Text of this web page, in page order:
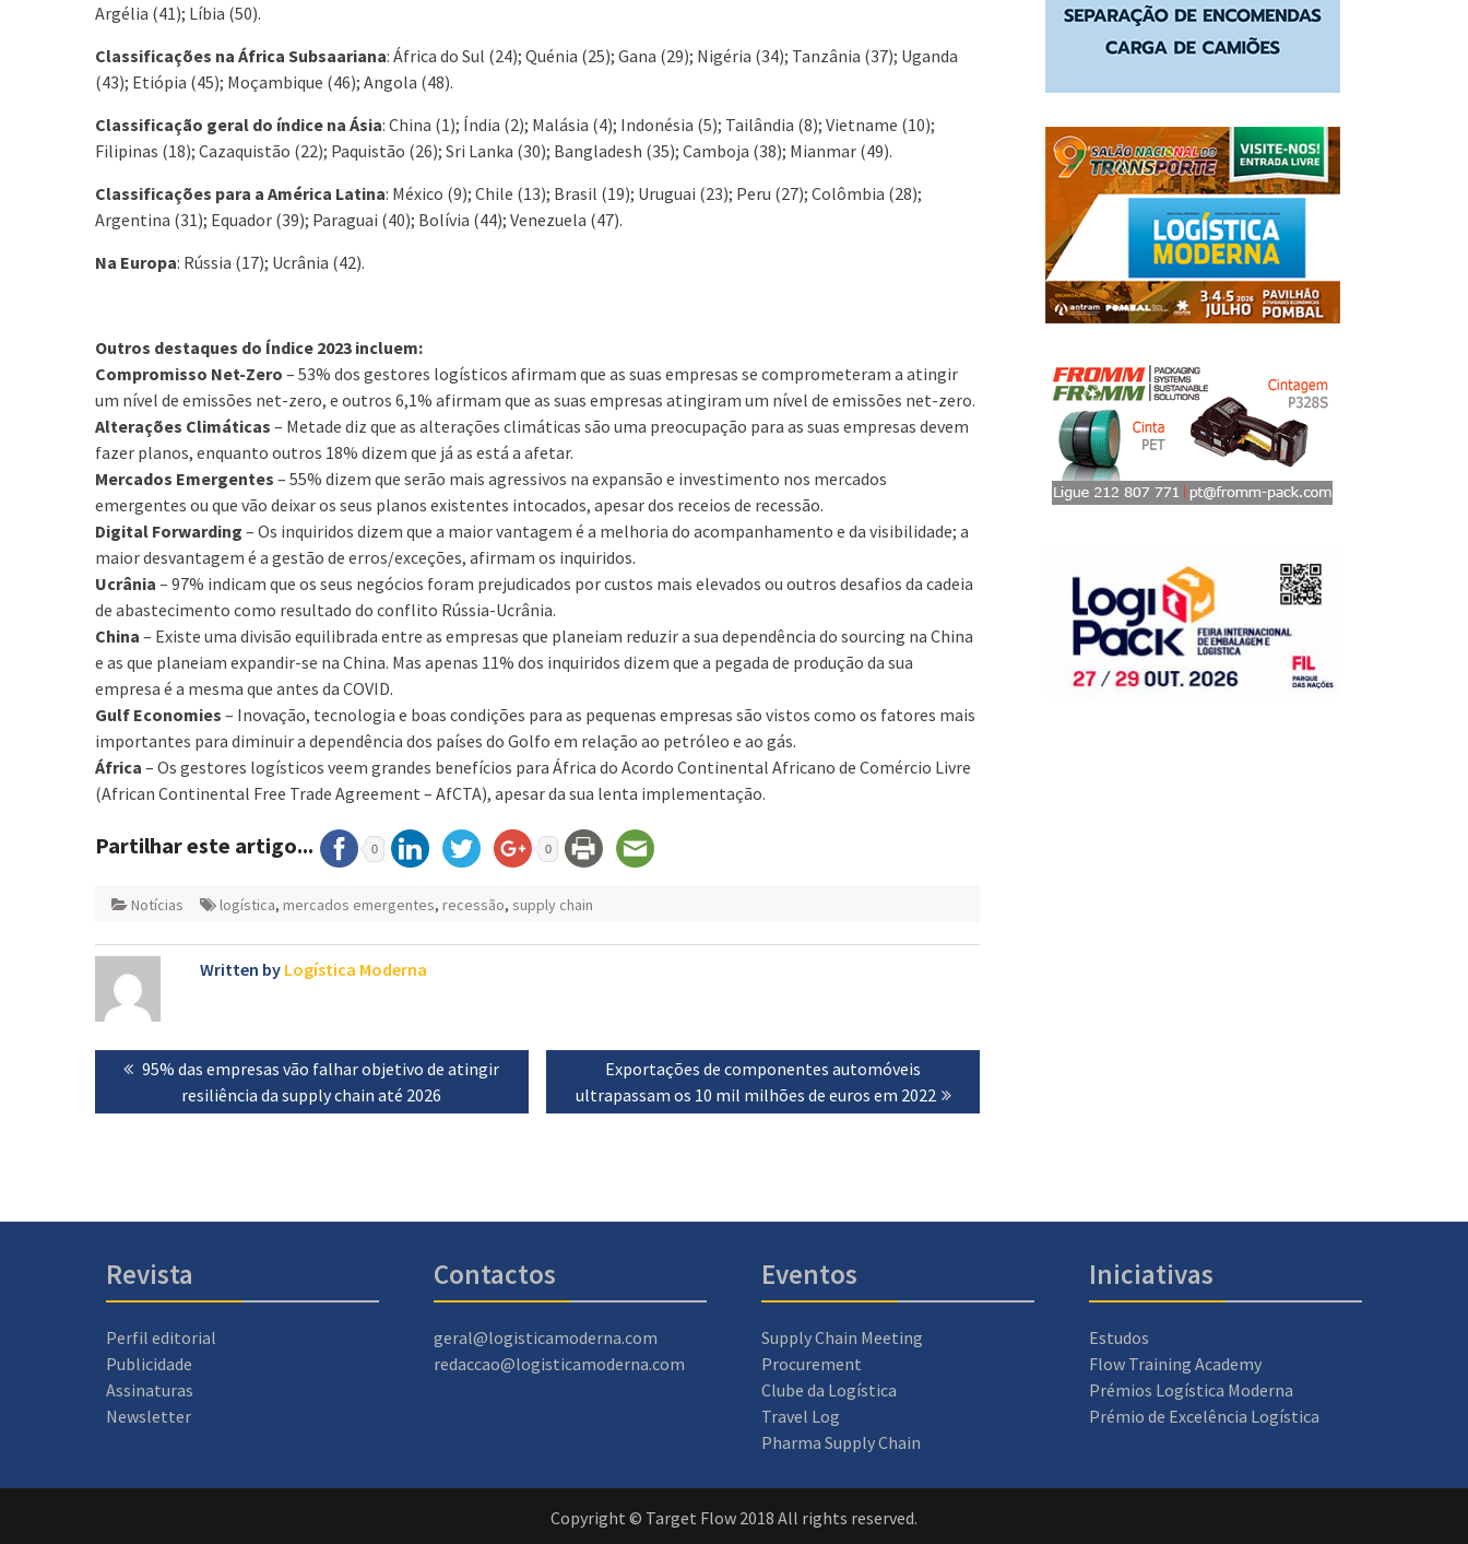
Argélia (41); Líbia (50).
Classificações na África Subsaariana: África do Sul (24); Quénia (25); Gana (29); Nigéria (34); Tanzânia (37); Uganda
(43); Etiópia (45); Moçambique (46); Angola (48).
Classificação geral do índice na Ásia: China (1); Índia (2); Malásia (4); Indonésia (5); Tailândia (8); Vietname (10);
Filipinas (18); Cazaquistão (22); Paquistão (26); Sri Lanka (30); Bangladesh (35); Camboja (38); Mianmar (49).
Classificações para a América Latina: México (9); Chile (13); Brasil (19); Uruguai (23); Peru (27); Colômbia (28);
Argentina (31); Equador (39); Paraguai (40); Bolívia (44); Venezuela (47).
Na Europa: Rússia (17); Ucrânia (42).
Outros destaques do Índice 2023 incluem:
Compromisso Net-Zero – 53% dos gestores logísticos afirmam que as suas empresas se comprometeram a atingir
um nível de emissões net-zero, e outros 6,1% afirmam que as suas empresas atingiram um nível de emissões net-zero.
Alterações Climáticas – Metade diz que as alterações climáticas são uma preocupação para as suas empresas devem
fazer planos, enquanto outros 18% dizem que já as está a afetar.
Mercados Emergentes – 55% dizem que serão mais agressivos na expansão e investimento nos mercados
emergentes ou que vão deixar os seus planos existentes intocados, apesar dos receios de recessão.
Digital Forwarding – Os inquiridos dizem que a maior vantagem é a melhoria do acompanhamento e da visibilidade; a
maior desvantagem é a gestão de erros/exceções, afirmam os inquiridos.
Ucrânia – 97% indicam que os seus negócios foram prejudicados por custos mais elevados ou outros desafios da cadeia
de abastecimento como resultado do conflito Rússia-Ucrânia.
China – Existe uma divisão equilibrada entre as empresas que planeiam reduzir a sua dependência do sourcing na China
e as que planeiam expandir-se na China. Mas apenas 11% dos inquiridos dizem que a pegada de produção da sua
empresa é a mesma que antes da COVID.
Gulf Economies – Inovação, tecnologia e boas condições para as pequenas empresas são vistos como os fatores mais
importantes para diminuir a dependência dos países do Golfo em relação ao petróleo e ao gás.
África – Os gestores logísticos veem grandes benefícios para África do Acordo Continental Africano de Comércio Livre
(African Continental Free Trade Agreement – AfCTA), apesar da sua lenta implementação.
Partilhar este artigo... 0 0
Notícias logística, mercados emergentes, recessão, supply chain
Written by Logística Moderna
Navegação
artigos
Previous
95% das empresas vão falhar objetivo de atingir
resiliência da supply chain até 2026
Next
post:
Exportações de componentes automóveis
ultrapassam os 10 mil milhões de euros em 2022
Revista
Perfil editorial
Publicidade
Assinaturas
Newsletter
Contactos
geral@logisticamoderna.com
redaccao@logisticamoderna.com
Eventos
Supply Chain Meeting
Procurement
Clube da Logística
Travel Log
Pharma Supply Chain
Iniciativas
Estudos
Flow Training Academy
Prémios Logística Moderna
Prémio de Excelência Logística
Copyright © Target Flow 2018 All rights reserved.